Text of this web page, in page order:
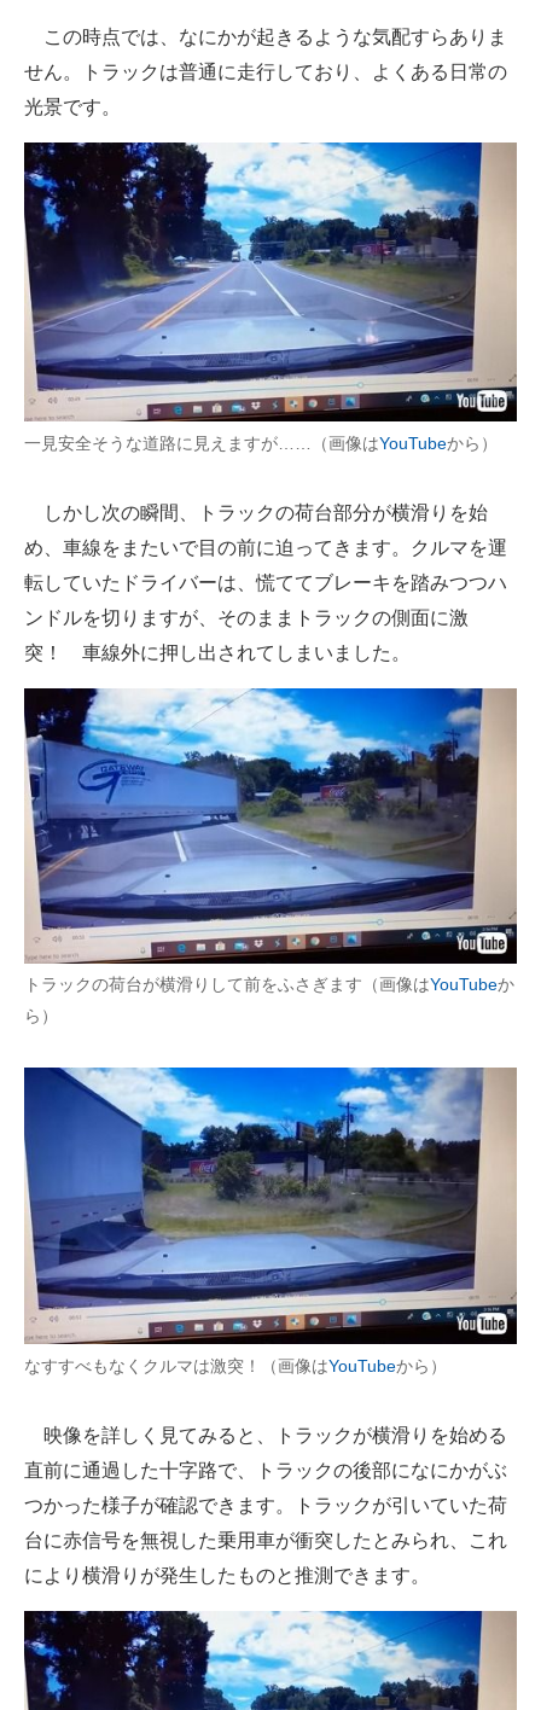
この時点では、なにかが起きるような気配すらありま
せん。トラックは普通に走行しており、よくある日常の
光景です。
一見安全そうな道路に見えますが……（画像はYouTubeから）
しかし次の瞬間、トラックの荷台部分が横滑りを始
め、車線をまたいで目の前に迫ってきます。クルマを運
転していたドライバーは、慌ててブレーキを踏みつつハ
ンドルを切りますが、そのままトラックの側面に激
突！ 車線外に押し出されてしまいました。
トラックの荷台が横滑りして前をふさぎます（画像はYouTubeか
ら）
なすすべもなくクルマは激突！（画像はYouTubeから）
映像を詳しく見てみると、トラックが横滑りを始める
直前に通過した十字路で、トラックの後部になにかがぶ
つかった様子が確認できます。トラックが引いていた荷
台に赤信号を無視した乗用車が衝突したとみられ、これ
により横滑りが発生したものと推測できます。